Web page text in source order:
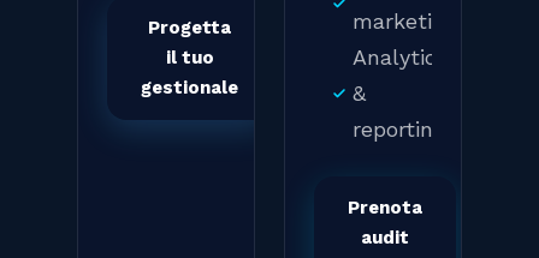
Progetta
il tuo
gestionale
marketing
Analytics
&
reporting
Prenota
audit